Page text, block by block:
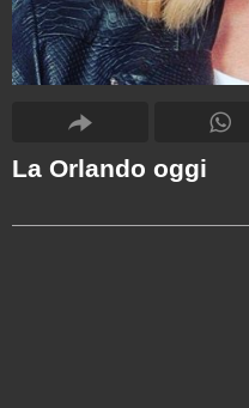
La Orlando oggi